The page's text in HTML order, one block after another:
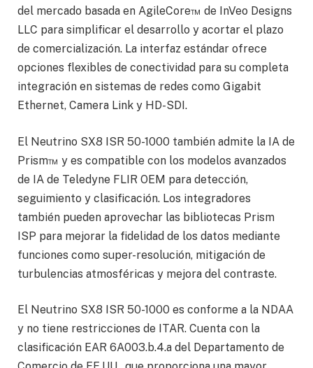
del mercado basada en AgileCore™ de InVeo Designs
LLC para simplificar el desarrollo y acortar el plazo
de comercialización. La interfaz estándar ofrece
opciones flexibles de conectividad para su completa
integración en sistemas de redes como Gigabit
Ethernet, Camera Link y HD-SDI.
El Neutrino SX8 ISR 50-1000 también admite la IA de
Prism™ y es compatible con los modelos avanzados
de IA de Teledyne FLIR OEM para detección,
seguimiento y clasificación. Los integradores
también pueden aprovechar las bibliotecas Prism
ISP para mejorar la fidelidad de los datos mediante
funciones como super-resolución, mitigación de
turbulencias atmosféricas y mejora del contraste.
El Neutrino SX8 ISR 50-1000 es conforme a la NDAA
y no tiene restricciones de ITAR. Cuenta con la
clasificación EAR 6A003.b.4.a del Departamento de